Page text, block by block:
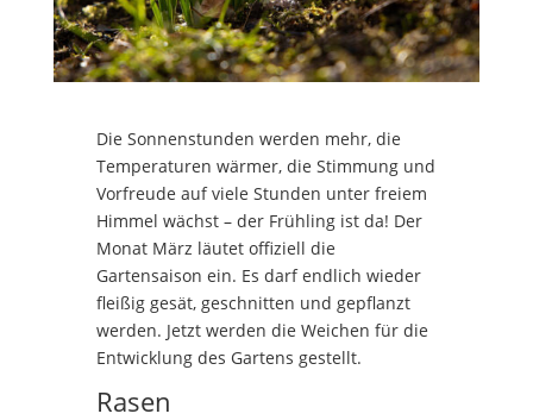
Die Sonnenstunden werden mehr, die
Temperaturen wärmer, die Stimmung und
Vorfreude auf viele Stunden unter freiem
Himmel wächst – der Frühling ist da! Der
Monat März läutet offiziell die
Gartensaison ein. Es darf endlich wieder
fleißig gesät, geschnitten und gepflanzt
werden. Jetzt werden die Weichen für die
Entwicklung des Gartens gestellt.
Rasen